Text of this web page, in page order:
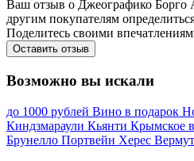
Ваш отзыв о Джеографико Борго
другим покупателям
Поделитесь своими
Оставить отзыв
Возможно вы искали
до 1000 рублей Вино в подарок
Киндзмараули Кьянти Крымское
Брунелло Портвейн Херес Вермут